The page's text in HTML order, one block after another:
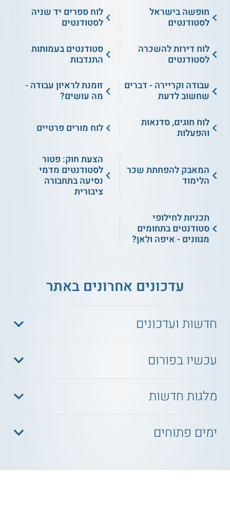
חופשה בישראל
לסטודנטים
לוח ספרים יד שניה
לסטודנטים
לוח דירות להשכרה
לסטודנטים
סטודנטים בעמותות
התנדבות
עבודה וקריירה - דברים
שחשוב לדעת
זומנת לראיון עבודה -
מה עושים?
לוח חוגים, סדנאות
והפעלות
לוח מורים פרטיים
המאבק להפחתת שכר
הלימוד
הצעת חוק: פטור
לסטודנטים מדמי
נסיעה בתחבורה
ציבורית
תכניות לחילופי
סטודנטים בתחומים
מגוונים - איפה ולאן?
עדכונים אחרונים באתר
חדשות ועדכונים
עכשיו בפורום
מלגות חדשות
ימים פתוחים